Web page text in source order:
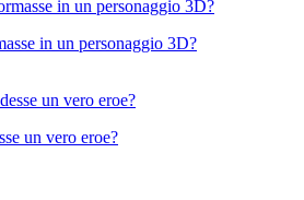
in un personaggio 3D?
un vero eroe?